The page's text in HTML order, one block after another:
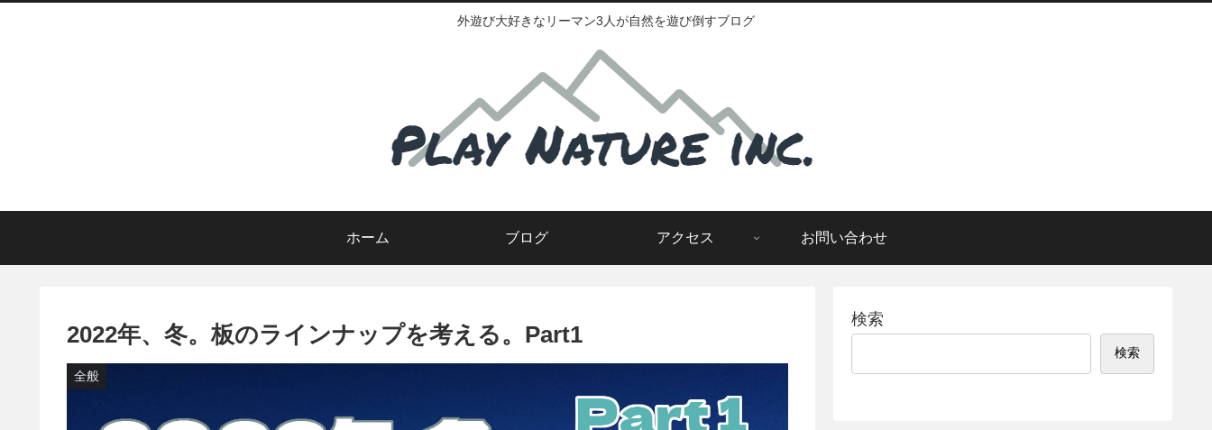
外遊び大好きなリーマン3人が自然を遊び倒すブログ
ホーム ブログ アクセス お問い合わせ
2022年、冬。板のラインナップを考える。Part1
全般
検索
検索